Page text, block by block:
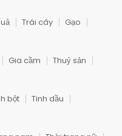
Trái cây
Gạo
Gia cầm
Thuỷ sản
bột
Tinh dầu